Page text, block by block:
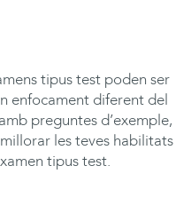
tipus test poden ser
enfocament diferent del
preguntes d’exemple,
les teves habilitats
tipus test.